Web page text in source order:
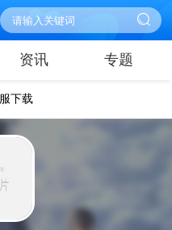
资讯 专题
下载